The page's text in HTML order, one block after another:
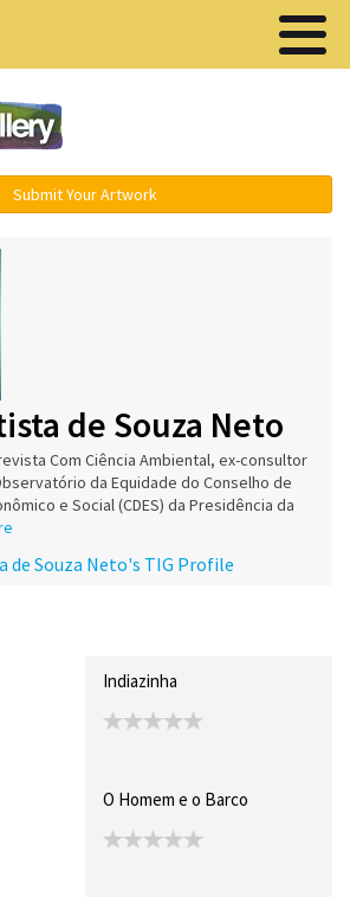
Submit Your Artwork
de Souza Neto
Com Ciência Ambiental, ex-consultor
da Equidade do Conselho de
e Social (CDES) da Presidência da
de Souza Neto's TIG Profile
Indiazinha
O Homem e o Barco